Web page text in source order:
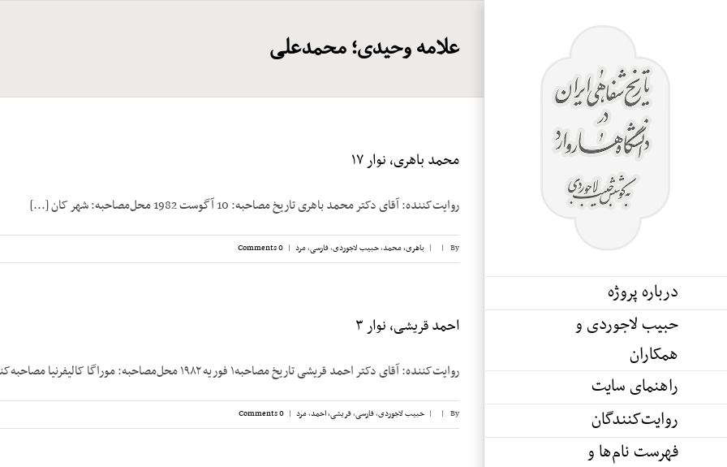
درباره پروژه
حبیب لاجوردی و
همکاران
راهنمای سایت
روایت‌کنندگان
فهرست نام‌ها و
علامه وحیدی؛ محمدعلی
محمد باهری، نوار ۱۷
روایت‌کننده: آقای دکتر محمد باهری تاریخ مصاحبه: 10 آگوست 1982 محل‌مصاحبه: شهر کان [...]
By
|
| باهری، محمد,حبیب لاجوردی,فارسی,مرد |
0 Comments
احمد قریشی، نوار ۳
روایت‌کننده: آقای دکتر احمد قریشی تاریخ مصاحبه۱ فوریه ۱۹۸۲ محل‌مصاحبه: موراگا کالیفرنیا مصاحبه‌کننده: [...]
By
|
| حبیب لاجوردی,فارسی,قریشی، احمد,مرد |
0 Comments